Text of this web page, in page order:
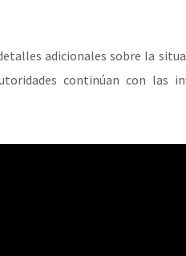
adicionales sobre la
continúan con las